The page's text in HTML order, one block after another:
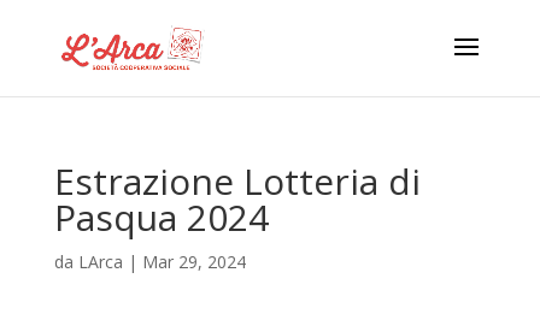
Estrazione Lotteria di
Pasqua 2024
da LArca | Mar 29, 2024